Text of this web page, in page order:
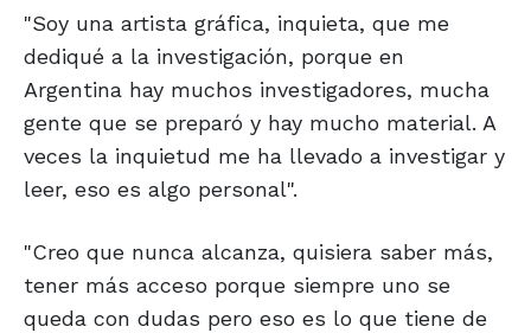
"Soy una artista gráfica, inquieta, que me
dediqué a la investigación, porque en
Argentina hay muchos investigadores, mucha
gente que se preparó y hay mucho material. A
veces la inquietud me ha llevado a investigar y
leer, eso es algo personal".
"Creo que nunca alcanza, quisiera saber más,
tener más acceso porque siempre uno se
queda con dudas pero eso es lo que tiene de